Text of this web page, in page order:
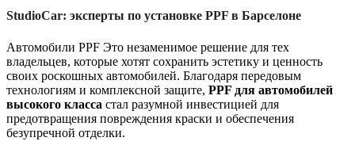
StudioCar: эксперты по установке PPF в Барселоне
Автомобили PPF Это незаменимое решение для тех
владельцев, которые хотят сохранить эстетику и ценность
своих роскошных автомобилей. Благодаря передовым
технологиям и комплексной защите, PPF для автомобилей
высокого класса стал разумной инвестицией для
предотвращения повреждения краски и обеспечения
безупречной отделки.